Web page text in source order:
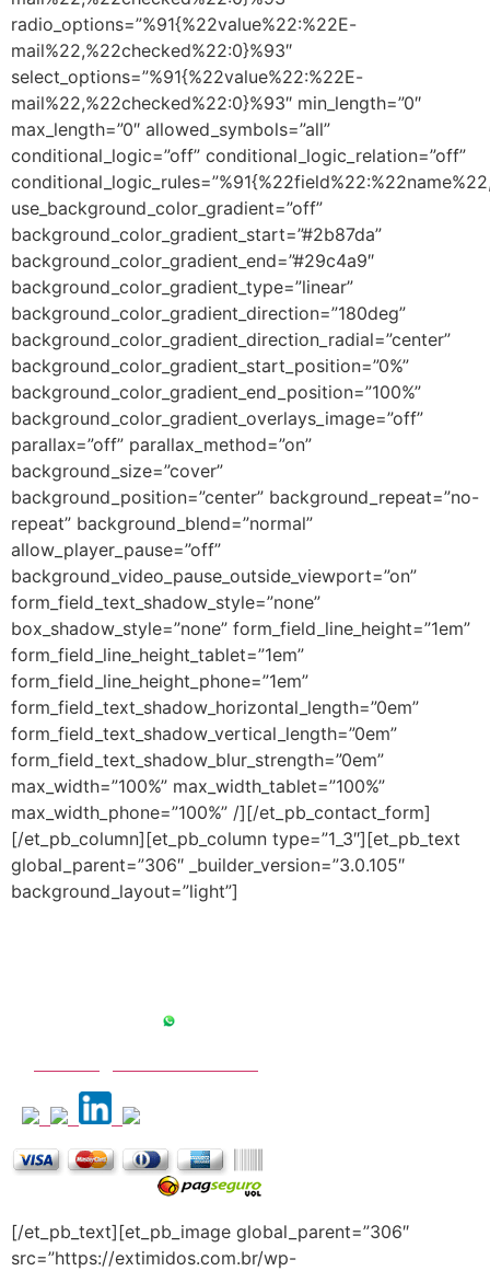
radio_options=”%91{%22value%22:%22E-
mail%22,%22checked%22:0}%93″
select_options=”%91{%22value%22:%22E-
mail%22,%22checked%22:0}%93″ min_length=”0″
max_length=”0″ allowed_symbols=”all”
conditional_logic=”off” conditional_logic_relation=”off”
use_background_color_gradient=”off”
background_color_gradient_start=”#2b87da”
background_color_gradient_end=”#29c4a9″
background_color_gradient_type=”linear”
background_color_gradient_direction=”180deg”
background_color_gradient_direction_radial=”center”
background_color_gradient_start_position=”0%”
background_color_gradient_end_position=”100%”
background_color_gradient_overlays_image=”off”
parallax=”off” parallax_method=”on”
background_size=”cover”
background_position=”center” background_repeat=”no-
repeat” background_blend=”normal”
allow_player_pause=”off”
background_video_pause_outside_viewport=”on”
form_field_text_shadow_style=”none”
box_shadow_style=”none” form_field_line_height=”1em”
form_field_line_height_tablet=”1em”
form_field_line_height_phone=”1em”
form_field_text_shadow_horizontal_length=”0em”
form_field_text_shadow_vertical_length=”0em”
form_field_text_shadow_blur_strength=”0em”
max_width=”100%” max_width_tablet=”100%”
max_width_phone=”100%” /][/et_pb_contact_form]
[/et_pb_column][et_pb_column type=”1_3″][et_pb_text
global_parent=”306″ _builder_version=”3.0.105″
background_layout=”light”]
[/et_pb_text][et_pb_image global_parent=”306″
src=”https://extimidos.com.br/wp-